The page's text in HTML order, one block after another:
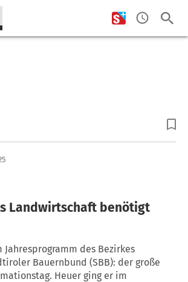
Landwirtschaft benötigt
Jahresprogramm des Bezirkes
Bauernbund (SBB): der große
Heuer ging er im